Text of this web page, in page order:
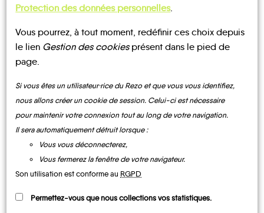
CONTACTEZ-NOUS !
Les infosMOBILITE
TRANSPORTS
À LA CHEMINS DE
RANDONNÉE
Protection des données personnelles.
Vous pourrez, à tout moment, redéfinir ces choix depuis
le lien Gestion des cookiesprésent dans le pied de
page.
Si vous êtes un utilisateur·rice du Rezo et que vous vous identifiez,
nous allons créer un cookie de session. Celui-ci est nécessaire
pour maintenir votre connexion tout au long de votre navigation.
Il sera automatiquement détruit lorsque :
Vous vous déconnecterez,
Vous fermerez la fenêtre de votre navigateur.
Son utilisation est conforme au RGPD
Permettez-vous que nous collections vos statistiques.